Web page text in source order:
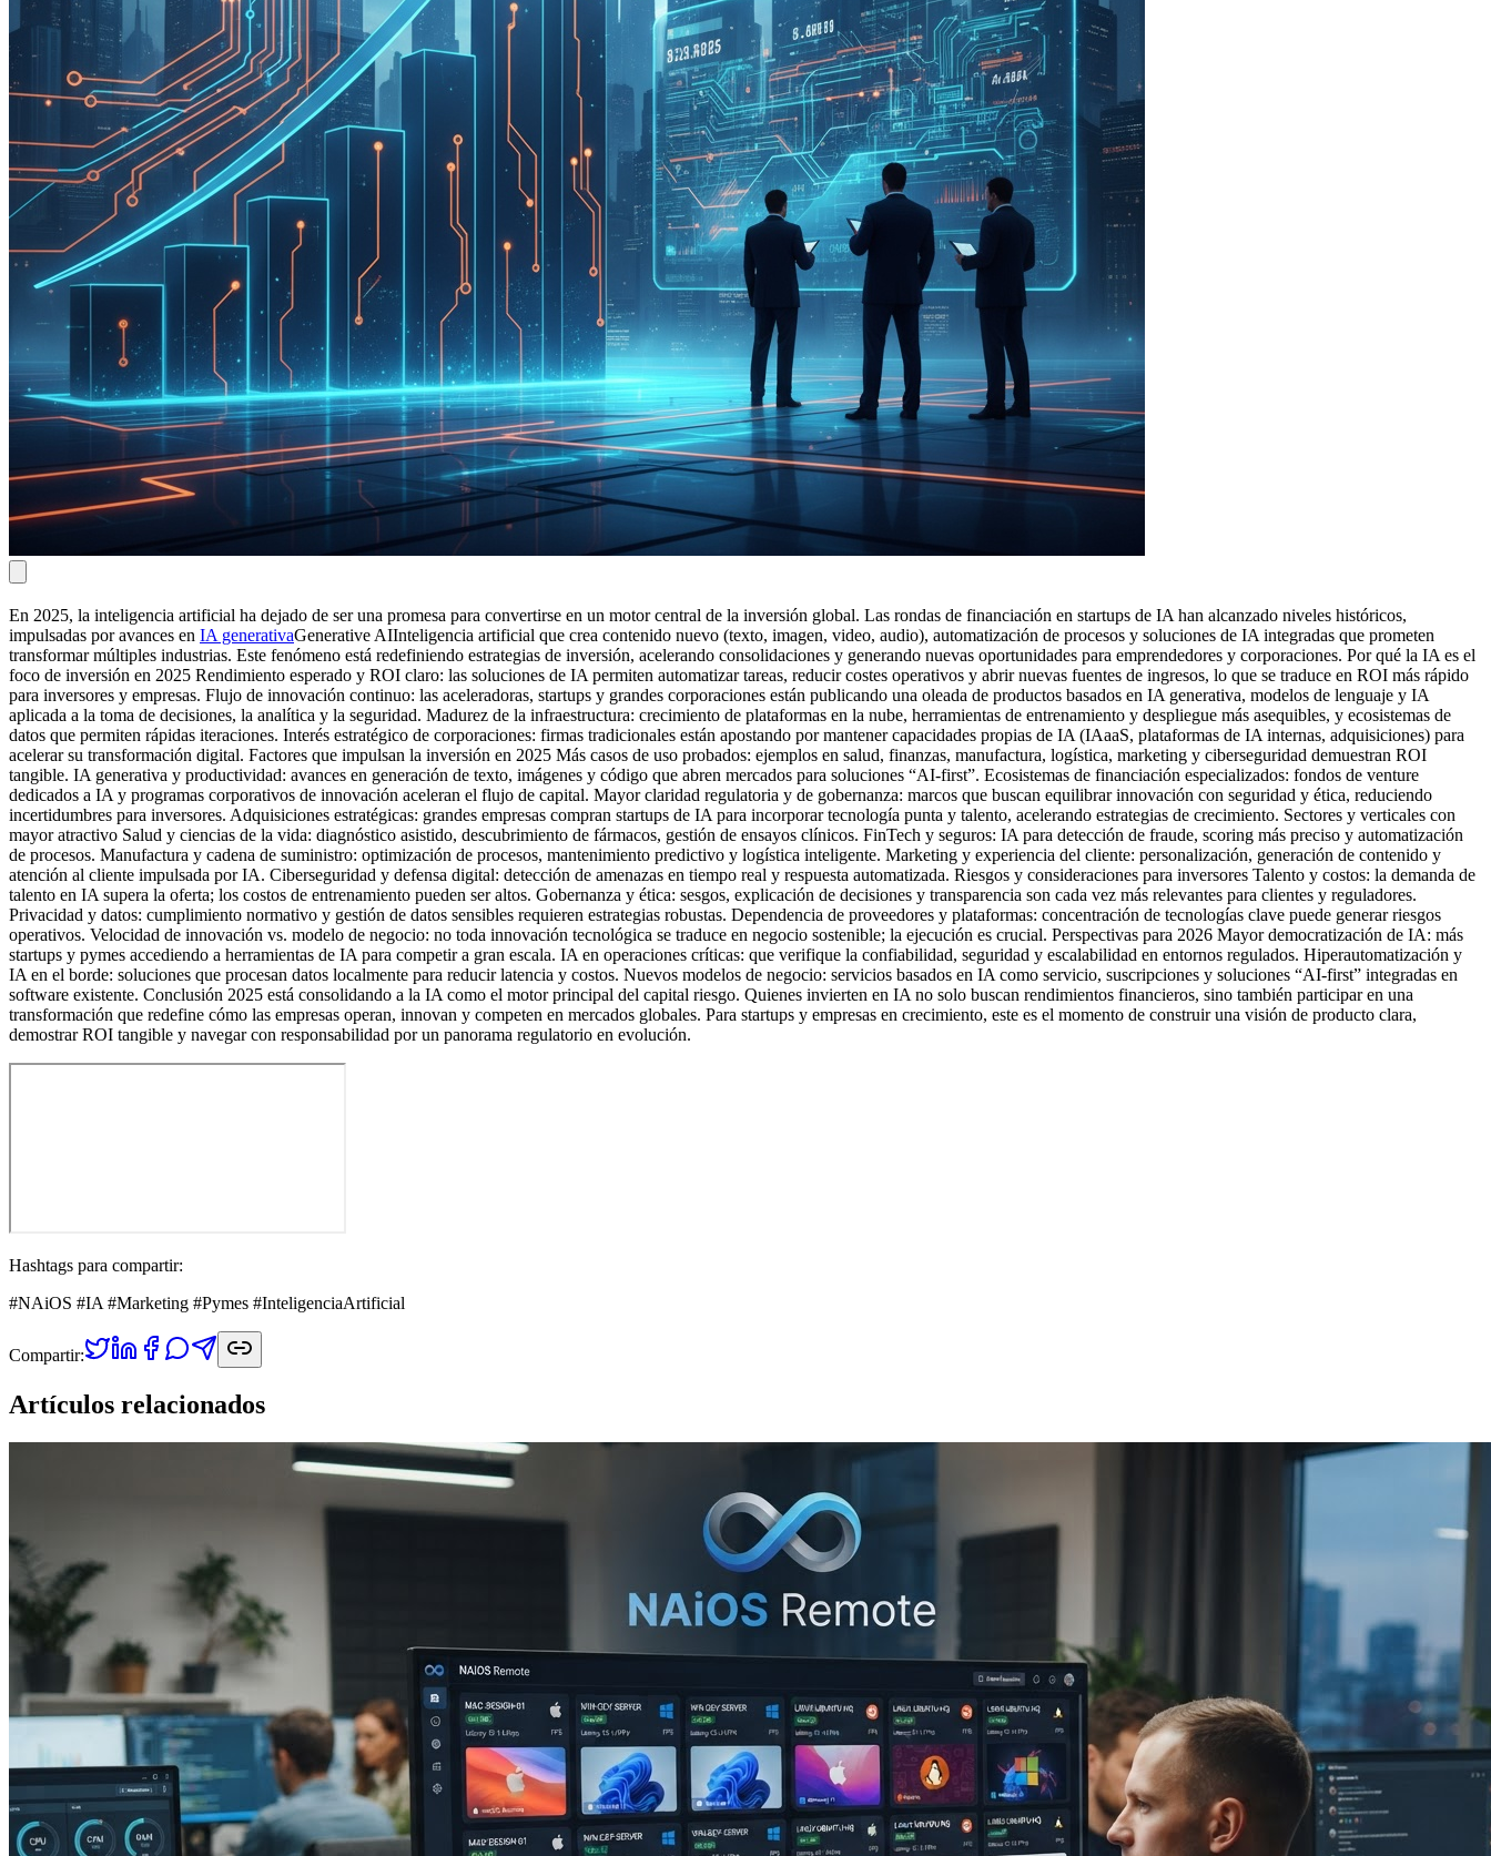
En 2025, la inteligencia artificial ha dejado de ser una promesa para convertirse en un motor central de la inversión global. Las rondas de financiación en startups de IA han alcanzado niveles históricos,
impulsadas por avances en IA generativaGenerative AIInteligencia artificial que crea contenido nuevo (texto, imagen, video, audio), automatización de procesos y soluciones de IA integradas que prometen
transformar múltiples industrias. Este fenómeno está redefiniendo estrategias de inversión, acelerando consolidaciones y generando nuevas oportunidades para emprendedores y corporaciones. Por qué la IA es el
foco de inversión en 2025 Rendimiento esperado y ROI claro: las soluciones de IA permiten automatizar tareas, reducir costes operativos y abrir nuevas fuentes de ingresos, lo que se traduce en ROI más rápido
para inversores y empresas. Flujo de innovación continuo: las aceleradoras, startups y grandes corporaciones están publicando una oleada de productos basados en IA generativa, modelos de lenguaje y IA
aplicada a la toma de decisiones, la analítica y la seguridad. Madurez de la infraestructura: crecimiento de plataformas en la nube, herramientas de entrenamiento y despliegue más asequibles, y ecosistemas de
datos que permiten rápidas iteraciones. Interés estratégico de corporaciones: firmas tradicionales están apostando por mantener capacidades propias de IA (IAaaS, plataformas de IA internas, adquisiciones) para
acelerar su transformación digital. Factores que impulsan la inversión en 2025 Más casos de uso probados: ejemplos en salud, finanzas, manufactura, logística, marketing y ciberseguridad demuestran ROI
tangible. IA generativa y productividad: avances en generación de texto, imágenes y código que abren mercados para soluciones “AI-first”. Ecosistemas de financiación especializados: fondos de venture
dedicados a IA y programas corporativos de innovación aceleran el flujo de capital. Mayor claridad regulatoria y de gobernanza: marcos que buscan equilibrar innovación con seguridad y ética, reduciendo
incertidumbres para inversores. Adquisiciones estratégicas: grandes empresas compran startups de IA para incorporar tecnología punta y talento, acelerando estrategias de crecimiento. Sectores y verticales con
mayor atractivo Salud y ciencias de la vida: diagnóstico asistido, descubrimiento de fármacos, gestión de ensayos clínicos. FinTech y seguros: IA para detección de fraude, scoring más preciso y automatización
de procesos. Manufactura y cadena de suministro: optimización de procesos, mantenimiento predictivo y logística inteligente. Marketing y experiencia del cliente: personalización, generación de contenido y
atención al cliente impulsada por IA. Ciberseguridad y defensa digital: detección de amenazas en tiempo real y respuesta automatizada. Riesgos y consideraciones para inversores Talento y costos: la demanda de
talento en IA supera la oferta; los costos de entrenamiento pueden ser altos. Gobernanza y ética: sesgos, explicación de decisiones y transparencia son cada vez más relevantes para clientes y reguladores.
Privacidad y datos: cumplimiento normativo y gestión de datos sensibles requieren estrategias robustas. Dependencia de proveedores y plataformas: concentración de tecnologías clave puede generar riesgos
operativos. Velocidad de innovación vs. modelo de negocio: no toda innovación tecnológica se traduce en negocio sostenible; la ejecución es crucial. Perspectivas para 2026 Mayor democratización de IA: más
startups y pymes accediendo a herramientas de IA para competir a gran escala. IA en operaciones críticas: que verifique la confiabilidad, seguridad y escalabilidad en entornos regulados. Hiperautomatización y
IA en el borde: soluciones que procesan datos localmente para reducir latencia y costos. Nuevos modelos de negocio: servicios basados en IA como servicio, suscripciones y soluciones “AI-first” integradas en
software existente. Conclusión 2025 está consolidando a la IA como el motor principal del capital riesgo. Quienes invierten en IA no solo buscan rendimientos financieros, sino también participar en una
transformación que redefine cómo las empresas operan, innovan y competen en mercados globales. Para startups y empresas en crecimiento, este es el momento de construir una visión de producto clara,
demostrar ROI tangible y navegar con responsabilidad por un panorama regulatorio en evolución.
Hashtags para compartir:
#NAiOS #IA #Marketing #Pymes #InteligenciaArtificial
Compartir:
Artículos relacionados